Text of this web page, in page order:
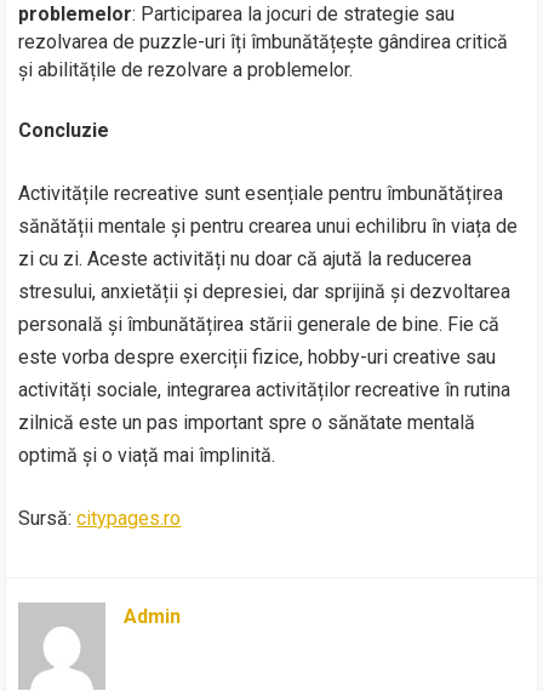
problemelor: Participarea la jocuri de strategie sau
rezolvarea de puzzle-uri îți îmbunătățește gândirea critică
și abilitățile de rezolvare a problemelor.
Concluzie
Activitățile recreative sunt esențiale pentru îmbunătățirea
sănătății mentale și pentru crearea unui echilibru în viața de
zi cu zi. Aceste activități nu doar că ajută la reducerea
stresului, anxietății și depresiei, dar sprijină și dezvoltarea
personală și îmbunătățirea stării generale de bine. Fie că
este vorba despre exerciții fizice, hobby-uri creative sau
activități sociale, integrarea activităților recreative în rutina
zilnică este un pas important spre o sănătate mentală
optimă și o viață mai împlinită.
Sursă:citypages.ro
Admin